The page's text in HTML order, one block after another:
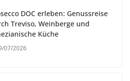
DOC erleben: Genussreise
Treviso, Weinberge und
Küche
07/2026